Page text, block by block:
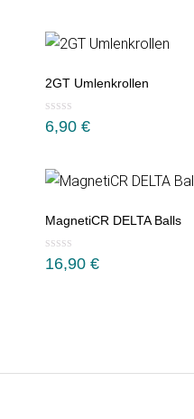
2GT Umlenkrollen
6,90 €
MagnetiCR DELTA Balls
16,90 €